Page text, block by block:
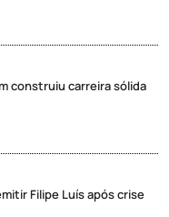
construiu carreira sólida
Filipe Luís após crise